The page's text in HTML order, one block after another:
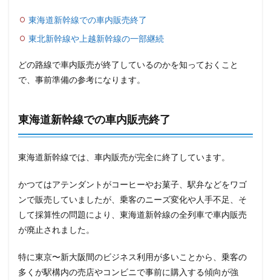
東海道新幹線での車内販売終了
東北新幹線や上越新幹線の一部継続
どの路線で車内販売が終了しているのかを知っておくこと
で、事前準備の参考になります。
東海道新幹線での車内販売終了
東海道新幹線では、車内販売が完全に終了しています。
かつてはアテンダントがコーヒーやお菓子、駅弁などをワゴ
ンで販売していましたが、乗客のニーズ変化や人手不足、そ
して採算性の問題により、東海道新幹線の全列車で車内販売
が廃止されました。
特に東京〜新大阪間のビジネス利用が多いことから、乗客の
多くが駅構内の売店やコンビニで事前に購入する傾向が強